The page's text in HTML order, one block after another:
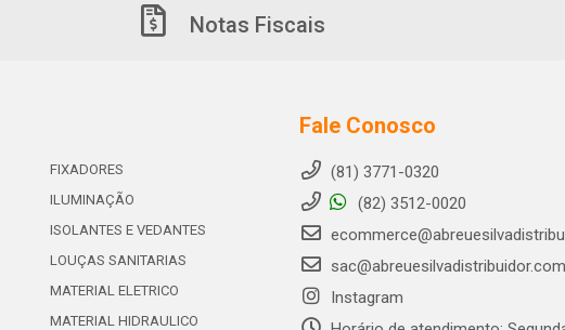
Notas Fiscais
FIXADORES
ILUMINAÇÃO
ISOLANTES E VEDANTES
LOUÇAS SANITARIAS
MATERIAL ELETRICO
MATERIAL HIDRAULICO
Fale Conosco
(81) 3771-0320
(82) 3512-0020
Instagram